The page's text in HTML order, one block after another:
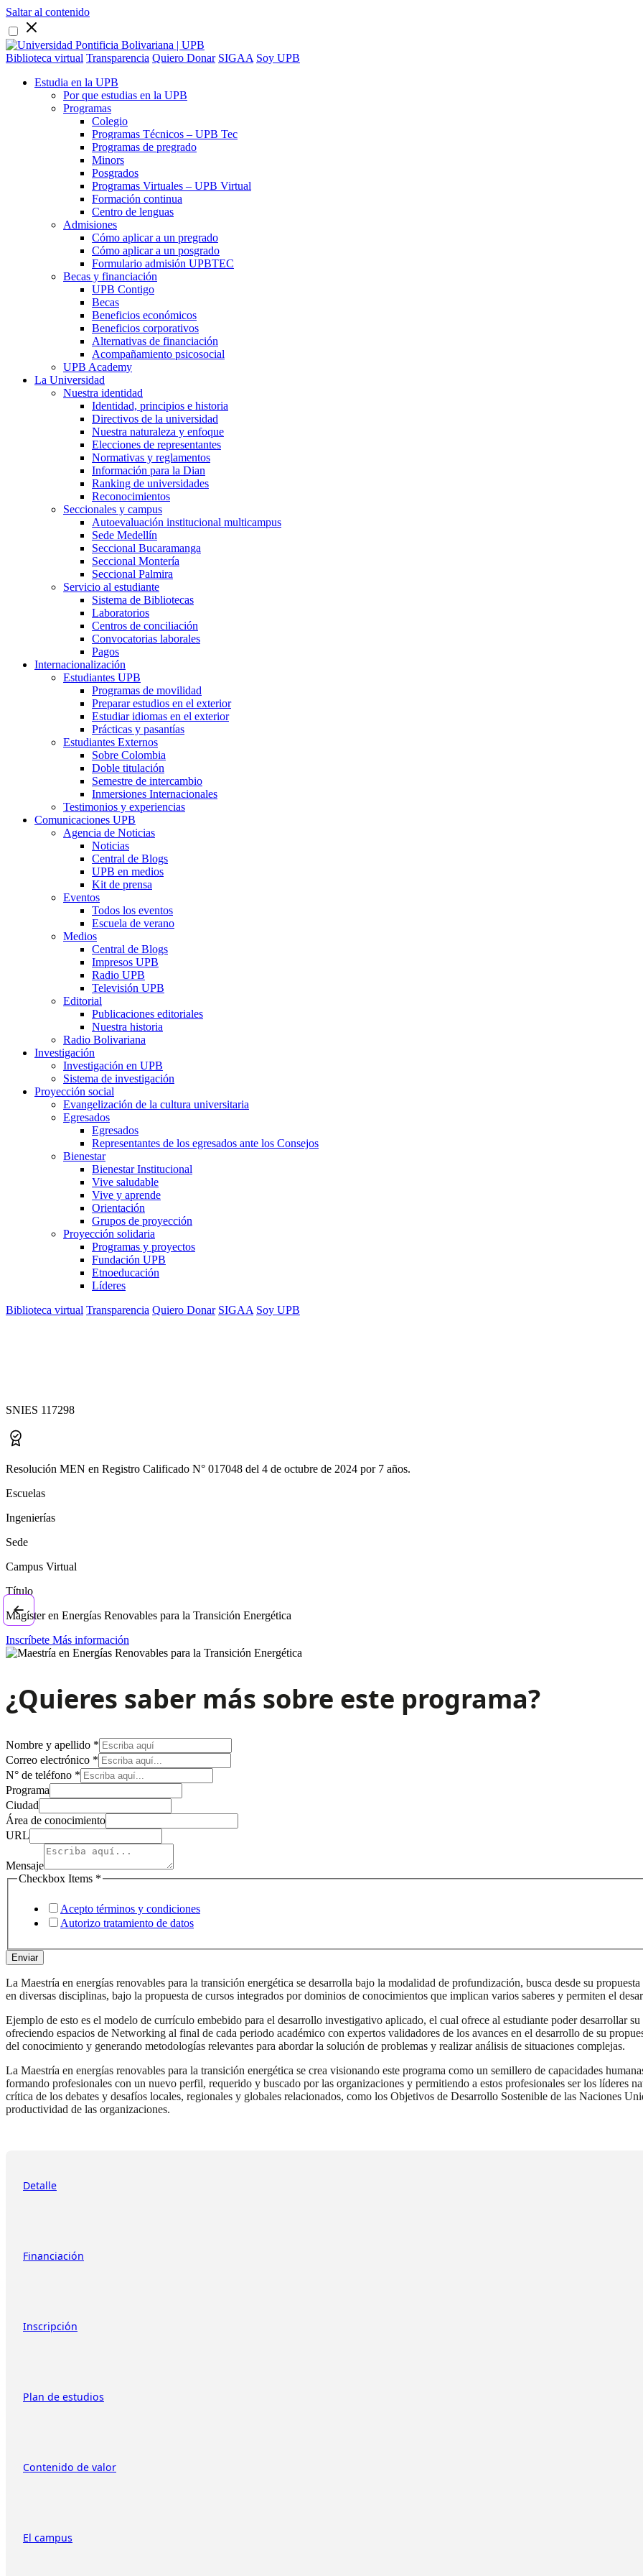
Saltar al contenido
Biblioteca virtual Transparencia Quiero Donar SIGAA Soy UPB
Estudia en la UPB
Por que estudias en la UPB
Programas
Colegio
Programas Técnicos – UPB Tec
Programas de pregrado
Minors
Posgrados
Programas Virtuales – UPB Virtual
Formación continua
Centro de lenguas
Admisiones
Cómo aplicar a un pregrado
Cómo aplicar a un posgrado
Formulario admisión UPBTEC
Becas y financiación
UPB Contigo
Becas
Beneficios económicos
Beneficios corporativos
Alternativas de financiación
Acompañamiento psicosocial
UPB Academy
La Universidad
Nuestra identidad
Identidad, principios e historia
Directivos de la universidad
Nuestra naturaleza y enfoque
Elecciones de representantes
Normativas y reglamentos
Información para la Dian
Ranking de universidades
Reconocimientos
Seccionales y campus
Autoevaluación institucional multicampus
Sede Medellín
Seccional Bucaramanga
Seccional Montería
Seccional Palmira
Servicio al estudiante
Sistema de Bibliotecas
Laboratorios
Centros de conciliación
Convocatorias laborales
Pagos
Internacionalización
Estudiantes UPB
Programas de movilidad
Preparar estudios en el exterior
Estudiar idiomas en el exterior
Prácticas y pasantías
Estudiantes Externos
Sobre Colombia
Doble titulación
Semestre de intercambio
Inmersiones Internacionales
Testimonios y experiencias
Comunicaciones UPB
Agencia de Noticias
Noticias
Central de Blogs
UPB en medios
Kit de prensa
Eventos
Todos los eventos
Escuela de verano
Medios
Central de Blogs
Impresos UPB
Radio UPB
Televisión UPB
Editorial
Publicaciones editoriales
Nuestra historia
Radio Bolivariana
Investigación
Investigación en UPB
Sistema de investigación
Proyección social
Evangelización de la cultura universitaria
Egresados
Egresados
Representantes de los egresados ante los Consejos
Bienestar
Bienestar Institucional
Vive saludable
Vive y aprende
Orientación
Grupos de proyección
Proyección solidaria
Programas y proyectos
Fundación UPB
Etnoeducación
Líderes
Biblioteca virtual Transparencia Quiero Donar SIGAA Soy UPB
SNIES 117298
Resolución MEN en Registro Calificado N° 017048 del 4 de octubre de 2024 por 7 años.
Escuelas
Ingenierías
Sede
Campus Virtual
Título
Magíster en Energías Renovables para la Transición Energética
Inscríbete Más información
¿Quieres saber más sobre este programa?
Nombre y apellido *
Correo electrónico *
N° de teléfono *
Programa
Ciudad
Área de conocimiento
URL
Mensaje
electrónico
conocimiento
Checkbox Items *
Acepto términos y condiciones
Autorizo tratamiento de datos
Enviar
La Maestría en energías renovables para la transición energética se desarrolla bajo la modalidad de profundización, busca desde su
en diversas disciplinas, bajo la propuesta de cursos integrados por dominios de conocimientos que implican varios saberes y permiten el
Ejemplo de esto es el modelo de currículo embebido para el desarrollo investigativo aplicado, el cual ofrece al estudiante poder desarrollar
ofreciendo espacios de Networking al final de cada periodo académico con expertos validadores de los avances en el desarrollo de su
del conocimiento y generando metodologías relevantes para abordar la solución de problemas y realizar análisis de situaciones complejas.
La Maestría en energías renovables para la transición energética se crea visionando este programa como un semillero de capacidades
formando profesionales con un nuevo perfil, requerido y buscado por las organizaciones y permitiendo a estos profesionales ser los líderes
crítica de los debates y desafíos locales, regionales y globales relacionados, como los Objetivos de Desarrollo Sostenible de las Naciones
productividad de las organizaciones.
Detalle
Financiación
Inscripción
Plan de estudios
Contenido de valor
El campus